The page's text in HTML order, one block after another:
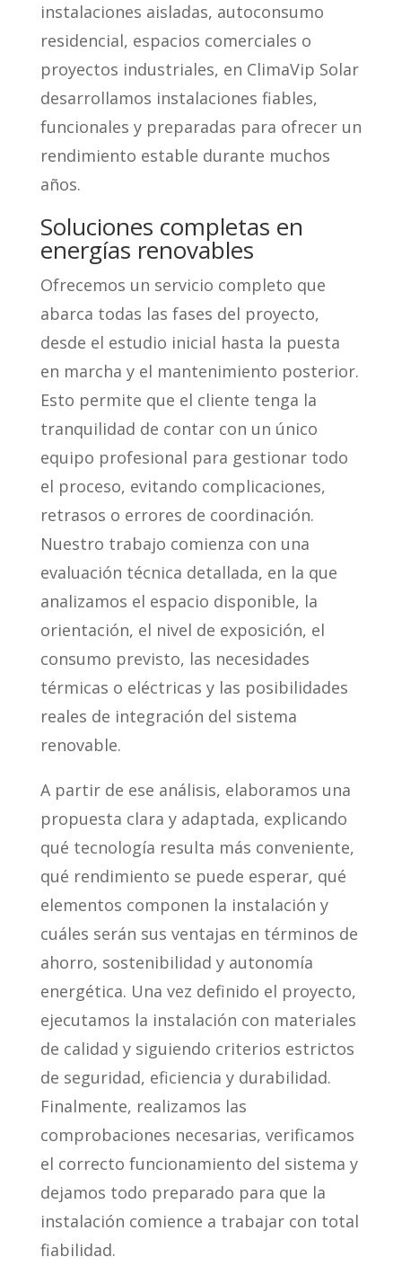
instalaciones aisladas, autoconsumo
residencial, espacios comerciales o
proyectos industriales, en ClimaVip Solar
desarrollamos instalaciones fiables,
funcionales y preparadas para ofrecer un
rendimiento estable durante muchos
años.
Soluciones completas en
energías renovables
Ofrecemos un servicio completo que
abarca todas las fases del proyecto,
desde el estudio inicial hasta la puesta
en marcha y el mantenimiento posterior.
Esto permite que el cliente tenga la
tranquilidad de contar con un único
equipo profesional para gestionar todo
el proceso, evitando complicaciones,
retrasos o errores de coordinación.
Nuestro trabajo comienza con una
evaluación técnica detallada, en la que
analizamos el espacio disponible, la
orientación, el nivel de exposición, el
consumo previsto, las necesidades
térmicas o eléctricas y las posibilidades
reales de integración del sistema
renovable.
A partir de ese análisis, elaboramos una
propuesta clara y adaptada, explicando
qué tecnología resulta más conveniente,
qué rendimiento se puede esperar, qué
elementos componen la instalación y
cuáles serán sus ventajas en términos de
ahorro, sostenibilidad y autonomía
energética. Una vez definido el proyecto,
ejecutamos la instalación con materiales
de calidad y siguiendo criterios estrictos
de seguridad, eficiencia y durabilidad.
Finalmente, realizamos las
comprobaciones necesarias, verificamos
el correcto funcionamiento del sistema y
dejamos todo preparado para que la
instalación comience a trabajar con total
fiabilidad.